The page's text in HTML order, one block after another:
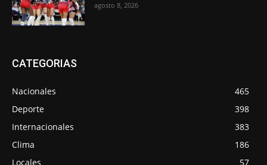
agosto 8, 2026
CATEGORIAS
Nacionales
465
Deporte
398
Internacionales
383
Clima
186
Locales
57